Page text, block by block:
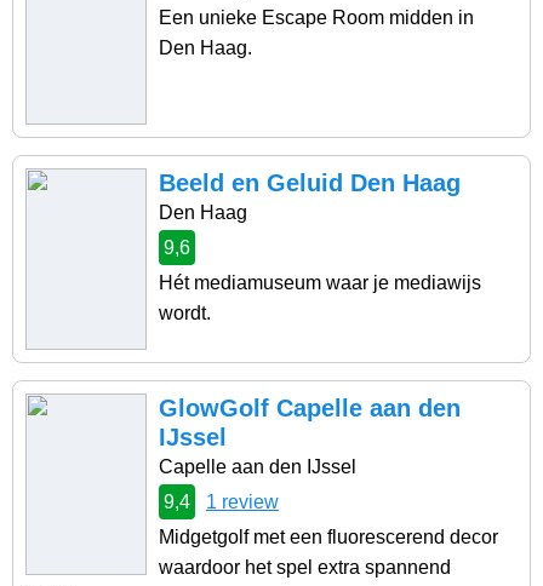
Een unieke Escape Room midden in
Den Haag.
Beeld en Geluid Den Haag
Den Haag
9,6
Hét mediamuseum waar je mediawijs
wordt.
GlowGolf Capelle aan den
IJssel
Capelle aan den IJssel
9,4
1 review
Midgetgolf met een fluorescerend decor
waardoor het spel extra spannend